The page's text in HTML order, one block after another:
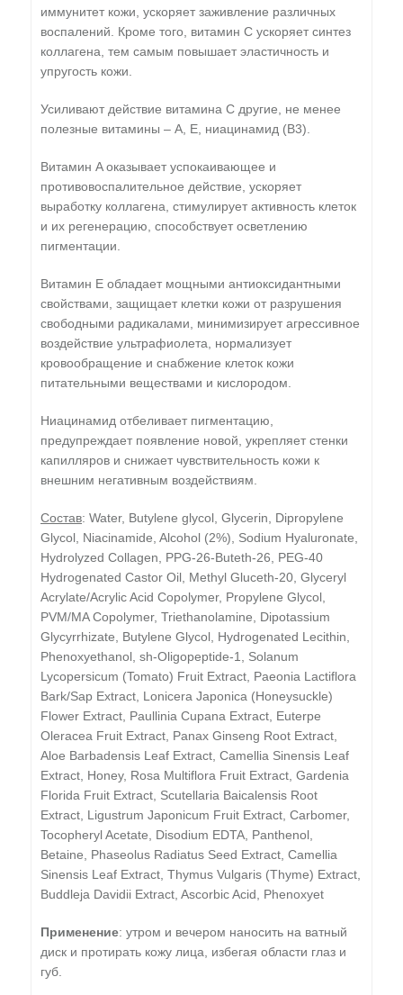
иммунитет кожи, ускоряет заживление различных
воспалений. Кроме того, витамин C ускоряет синтез
коллагена, тем самым повышает эластичность и
упругость кожи.
Усиливают действие витамина С другие, не менее
полезные витамины – A, E, ниацинамид (B3).
Витамин A оказывает успокаивающее и
противовоспалительное действие, ускоряет
выработку коллагена, стимулирует активность клеток
и их регенерацию, способствует осветлению
пигментации.
Витамин E обладает мощными антиоксидантными
свойствами, защищает клетки кожи от разрушения
свободными радикалами, минимизирует агрессивное
воздействие ультрафиолета, нормализует
кровообращение и снабжение клеток кожи
питательными веществами и кислородом.
Ниацинамид отбеливает пигментацию,
предупреждает появление новой, укрепляет стенки
капилляров и снижает чувствительность кожи к
внешним негативным воздействиям.
Состав: Water, Butylene glycol, Glycerin, Dipropylene
Glycol, Niacinamide, Alcohol (2%), Sodium Hyaluronate,
Hydrolyzed Collagen, PPG-26-Buteth-26, PEG-40
Hydrogenated Castor Oil, Methyl Gluceth-20, Glyceryl
Acrylate/Acrylic Acid Copolymer, Propylene Glycol,
PVM/MA Copolymer, Triethanolamine, Dipotassium
Glycyrrhizate, Butylene Glycol, Hydrogenated Lecithin,
Phenoxyethanol, sh-Oligopeptide-1, Solanum
Lycopersicum (Tomato) Fruit Extract, Paeonia Lactiflora
Bark/Sap Extract, Lonicera Japonica (Honeysuckle)
Flower Extract, Paullinia Cupana Extract, Euterpe
Oleracea Fruit Extract, Panax Ginseng Root Extract,
Aloe Barbadensis Leaf Extract, Camellia Sinensis Leaf
Extract, Honey, Rosa Multiflora Fruit Extract, Gardenia
Florida Fruit Extract, Scutellaria Baicalensis Root
Extract, Ligustrum Japonicum Fruit Extract, Carbomer,
Tocopheryl Acetate, Disodium EDTA, Panthenol,
Betaine, Phaseolus Radiatus Seed Extract, Camellia
Sinensis Leaf Extract, Thymus Vulgaris (Thyme) Extract,
Buddleja Davidii Extract, Ascorbic Acid, Phenoxyet
Применение: утром и вечером наносить на ватный
диск и протирать кожу лица, избегая области глаз и
губ.